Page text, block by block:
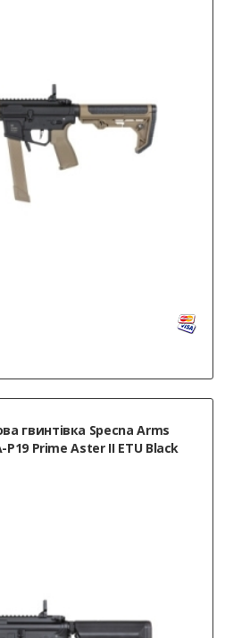
гвинтівка Specna Arms
P19 Prime Aster II ETU Black